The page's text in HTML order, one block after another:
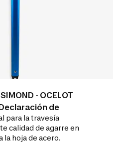
- OCELOT
de
para la travesía
calidad de agarre en
la hoja de acero.